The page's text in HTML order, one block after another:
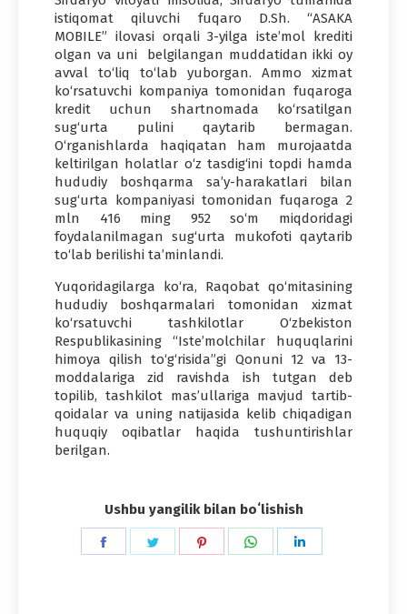
istiqomat qiluvchi fuqaro D.Sh. “ASAKA
MOBILE” ilovasi orqali 3-yilga iste’mol krediti
olgan va uni belgilangan muddatidan ikki oy
avval to‘liq to‘lab yuborgan. Ammo xizmat
ko‘rsatuvchi kompaniya tomonidan fuqaroga
kredit uchun shartnomada ko‘rsatilgan
sug‘urta pulini qaytarib bermagan.
O‘rganishlarda haqiqatan ham murojaatda
keltirilgan holatlar o‘z tasdig‘ini topdi hamda
hududiy boshqarma sa’y-harakatlari bilan
sug‘urta kompaniyasi tomonidan fuqaroga 2
mln 416 ming 952 so‘m miqdoridagi
foydalanilmagan sug‘urta mukofoti qaytarib
to‘lab berilishi ta’minlandi.
Yuqoridagilarga ko‘ra, Raqobat qo‘mitasining
hududiy boshqarmalari tomonidan xizmat
ko‘rsatuvchi tashkilotlar O‘zbekiston
Respublikasining “Iste’molchilar huquqlarini
himoya qilish to‘g‘risida”gi Qonuni 12 va 13-
moddalariga zid ravishda ish tutgan deb
topilib, tashkilot mas’ullariga mavjud tartib-
qoidalar va uning natijasida kelib chiqadigan
huquqiy oqibatlar haqida tushuntirishlar
berilgan.
Ushbu yangilik bilan boʻlishish
Share
Share
Share
Share